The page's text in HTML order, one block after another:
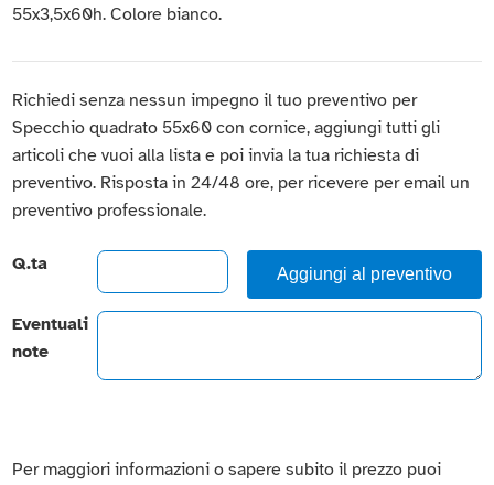
55x3,5x60h. Colore bianco.
Richiedi senza nessun impegno il tuo preventivo per
Specchio quadrato 55x60 con cornice, aggiungi tutti gli
articoli che vuoi alla lista e poi invia la tua richiesta di
preventivo. Risposta in 24/48 ore, per ricevere per email un
preventivo professionale.
Q.ta Aggiungi al preventivo
Eventuali
note
Per maggiori informazioni o sapere subito il prezzo puoi